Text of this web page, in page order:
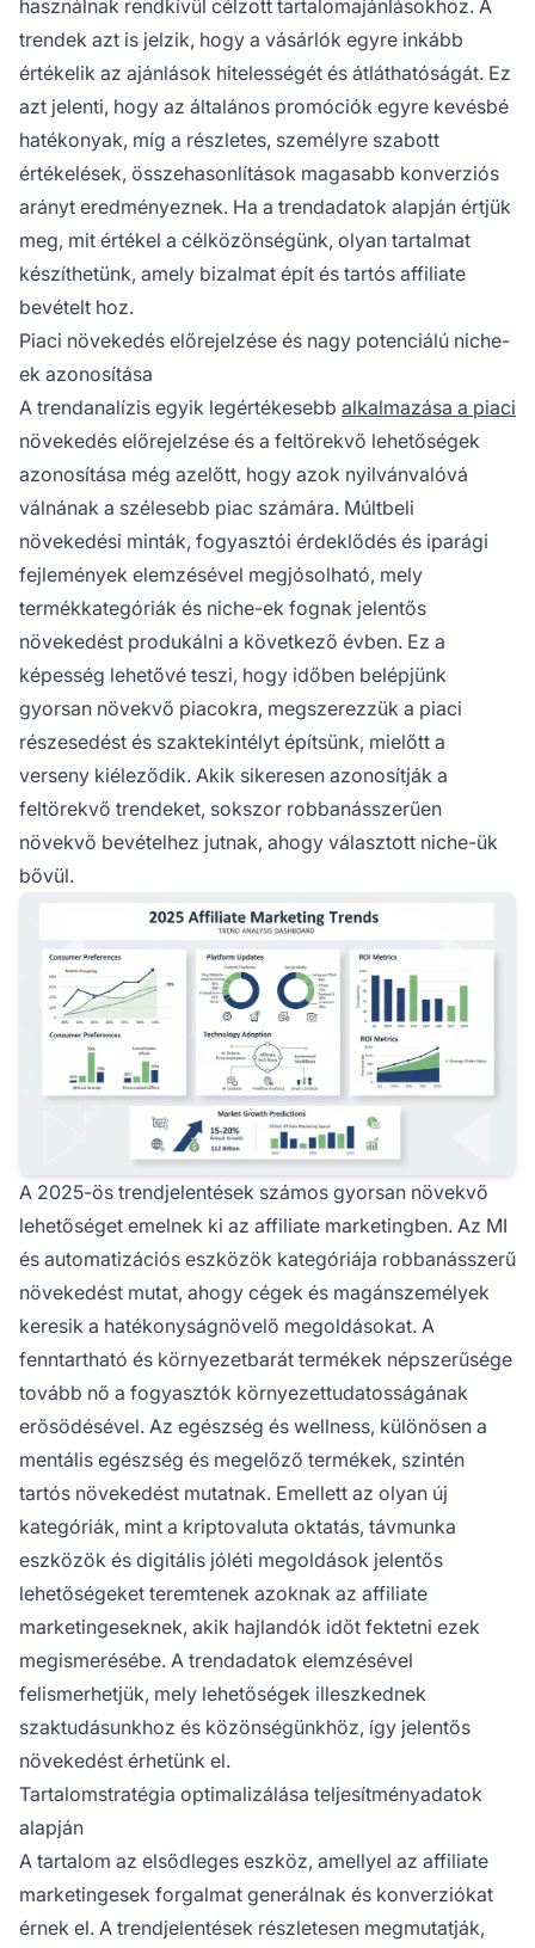
használnak rendkívül célzott tartalomajánlásokhoz. A
trendek azt is jelzik, hogy a vásárlók egyre inkább
értékelik az ajánlások hitelességét és átláthatóságát. Ez
azt jelenti, hogy az általános promóciók egyre kevésbé
hatékonyak, míg a részletes, személyre szabott
értékelések, összehasonlítások magasabb konverziós
arányt eredményeznek. Ha a trendadatok alapján értjük
meg, mit értékel a célközönségünk, olyan tartalmat
készíthetünk, amely bizalmat épít és tartós affiliate
bevételt hoz.
Piaci növekedés előrejelzése és nagy potenciálú niche-
ek azonosítása
A trendanalízis egyik legértékesebb alkalmazása a piaci
növekedés előrejelzése és a feltörekvő lehetőségek
azonosítása még azelőtt, hogy azok nyilvánvalóvá
válnának a szélesebb piac számára. Múltbeli
növekedési minták, fogyasztói érdeklődés és iparági
fejlemények elemzésével megjósolható, mely
termékkategóriák és niche-ek fognak jelentős
növekedést produkálni a következő évben. Ez a
képesség lehetővé teszi, hogy időben belépjünk
gyorsan növekvő piacokra, megszerezzük a piaci
részesedést és szaktekintélyt építsünk, mielőtt a
verseny kiéleződik. Akik sikeresen azonosítják a
feltörekvő trendeket, sokszor robbanásszerűen
növekvő bevételhez jutnak, ahogy választott niche-ük
bővül.
A 2025-ös trendjelentések számos gyorsan növekvő
lehetőséget emelnek ki az affiliate marketingben. Az MI
és automatizációs eszközök kategóriája robbanásszerű
növekedést mutat, ahogy cégek és magánszemélyek
keresik a hatékonyságnövelő megoldásokat. A
fenntartható és környezetbarát termékek népszerűsége
tovább nő a fogyasztók környezettudatosságának
erősödésével. Az egészség és wellness, különösen a
mentális egészség és megelőző termékek, szintén
tartós növekedést mutatnak. Emellett az olyan új
kategóriák, mint a kriptovaluta oktatás, távmunka
eszközök és digitális jóléti megoldások jelentős
lehetőségeket teremtenek azoknak az affiliate
marketingeseknek, akik hajlandók időt fektetni ezek
megismerésébe. A trendadatok elemzésével
felismerhetjük, mely lehetőségek illeszkednek
szaktudásunkhoz és közönségünkhöz, így jelentős
növekedést érhetünk el.
Tartalomstratégia optimalizálása teljesítményadatok
alapján
A tartalom az elsődleges eszköz, amellyel az affiliate
marketingesek forgalmat generálnak és konverziókat
érnek el. A trendjelentések részletesen megmutatják,